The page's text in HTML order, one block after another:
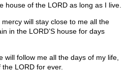
house of the LORD as long as I live.
will stay close to me all the
in the LORD’S house for days
will follow me all the days of my life,
LORD for ever.